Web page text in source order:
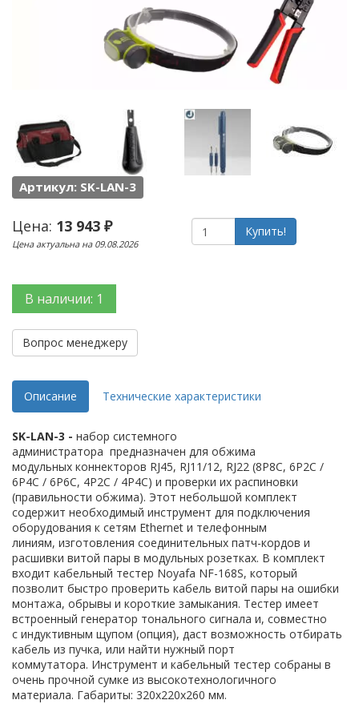
Артикул: SK-LAN-3
Цена: 13 943 ₽
Цена актуальна на 09.08.2026
Купить!
В наличии: 1
Вопрос менеджеру
Описание Технические характеристики
SK-LAN-3 - набор системного
администратора предназначен для обжима
модульных коннекторов RJ45, RJ11/12, RJ22 (8P8C, 6P2C /
6P4C / 6P6C, 4P2C / 4P4C) и проверки их распиновки
(правильности обжима). Этот небольшой комплект
содержит необходимый инструмент для подключения
оборудования к сетям Ethernet и телефонным
линиям, изготовления соединительных патч-кордов и
расшивки витой пары в модульных розетках. В комплект
входит кабельный тестер Noyafa NF-168S, который
позволит быстро проверить кабель витой пары на ошибки
монтажа, обрывы и короткие замыкания. Тестер имеет
встроенный генератор тонального сигнала и, совместно
с индуктивным щупом (опция), даст возможность отбирать
кабель из пучка, или найти нужный порт
коммутатора. Инструмент и кабельный тестер собраны в
очень прочной сумке из высокотехнологичного
материала. Габариты: 320x220x260 мм.